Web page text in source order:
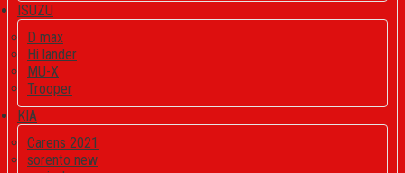
ISUZU
D max
Hi lander
MU-X
Trooper
KIA
Carens 2021
sorento new